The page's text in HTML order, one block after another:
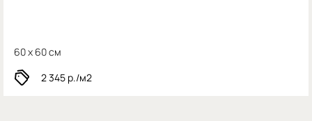
60 x 60 см
2 345 р./м2